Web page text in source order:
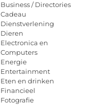
Business / Directories
Cadeau
Dienstverlening
Dieren
Electronica en
Computers
Energie
Entertainment
Eten en drinken
Financieel
Fotografie